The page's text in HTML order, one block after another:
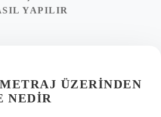
YAPILIR
ÜZERINDEN
NEDIR